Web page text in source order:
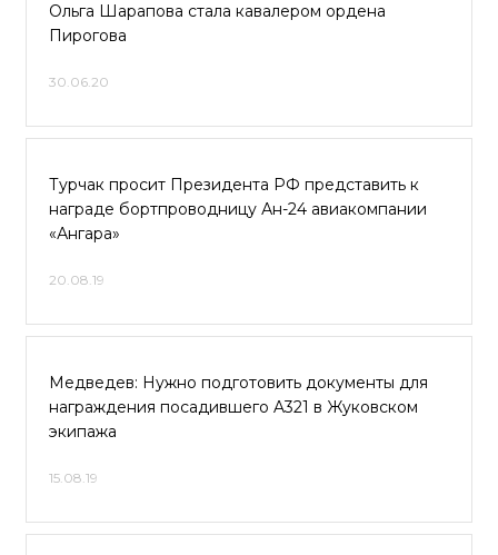
Ольга Шарапова стала кавалером ордена
Пирогова
30.06.20
Турчак просит Президента РФ представить к
награде бортпроводницу Ан-24 авиакомпании
«Ангара»
20.08.19
Медведев: Нужно подготовить документы для
награждения посадившего A321 в Жуковском
экипажа
15.08.19